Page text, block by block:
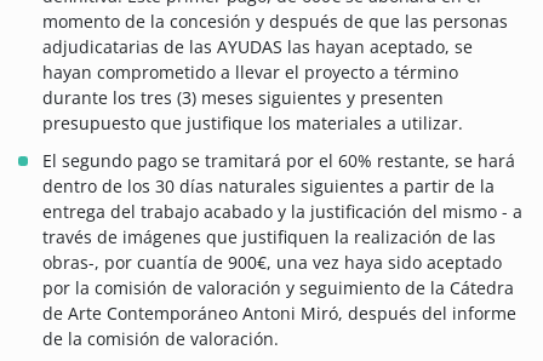
momento de la concesión y después de que las personas
adjudicatarias de las AYUDAS las hayan aceptado, se
hayan comprometido a llevar el proyecto a término
durante los tres (3) meses siguientes y presenten
presupuesto que justifique los materiales a utilizar.
El segundo pago se tramitará por el 60% restante, se hará
dentro de los 30 días naturales siguientes a partir de la
entrega del trabajo acabado y la justificación del mismo - a
través de imágenes que justifiquen la realización de las
obras-, por cuantía de 900€, una vez haya sido aceptado
por la comisión de valoración y seguimiento de la Cátedra
de Arte Contemporáneo Antoni Miró, después del informe
de la comisión de valoración.